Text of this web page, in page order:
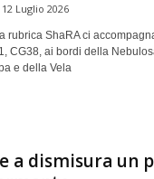
12 Luglio 2026
rubrica ShaRA ci
CG38, ai bordi della
e della Vela
a dismisura un